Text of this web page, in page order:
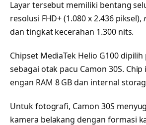
Layar tersebut memiliki bentang
resolusi FHD+ (1.080 x 2.436 piksel),
dan tingkat kecerahan 1.300 nits.
Chipset MediaTek Helio G100
sebagai otak pacu Camon 30S.
engan RAM 8 GB dan internal
Untuk fotografi, Camon 30S
kamera belakang dengan formasi